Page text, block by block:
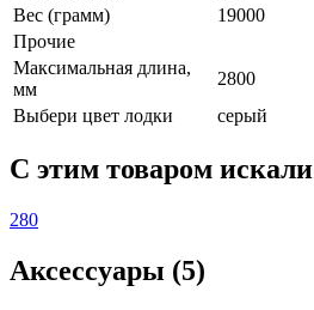
Вес (грамм)
19000
Прочие
Максимальная длина,
мм
2800
Выбери цвет лодки
серый
C этим товаром искали
280
Аксессуары (5)